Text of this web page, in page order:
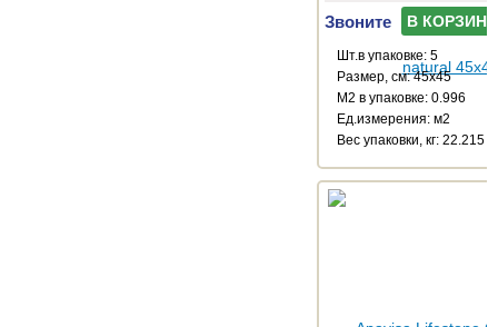
Звоните В КОРЗИНУ
Шт.в упаковке: 5
Размер, см: 45x45
М2 в упаковке: 0.996
Ед.измерения: м2
Веc упаковки, кг: 22.215